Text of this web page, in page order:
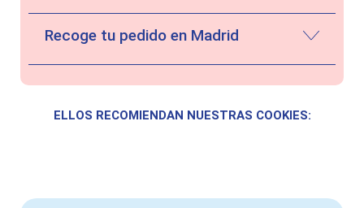
Recoge tu pedido en Madrid
ELLOS RECOMIENDAN NUESTRAS COOKIES: